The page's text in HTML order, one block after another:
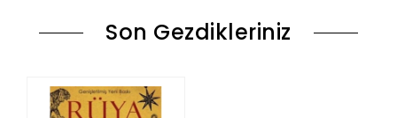
Son Gezdikleriniz